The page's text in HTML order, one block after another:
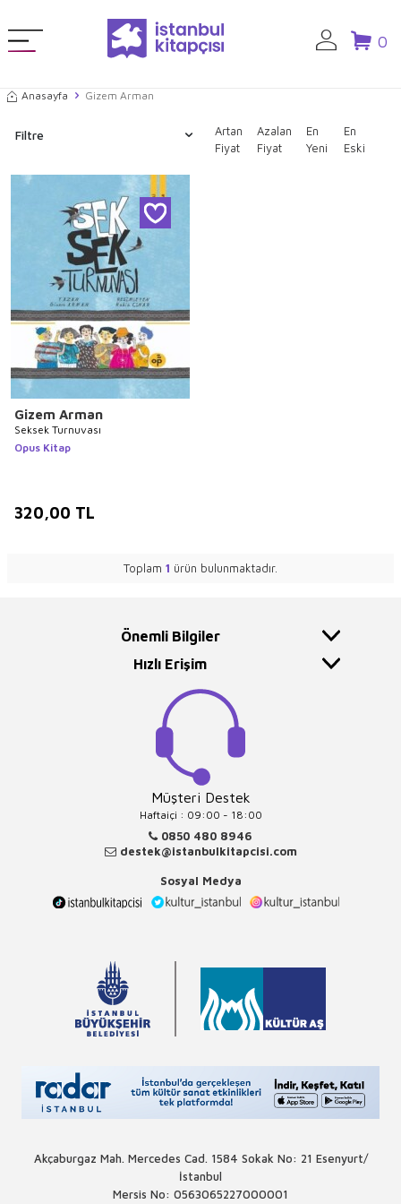
0
Anasayfa Gizem Arman
Filtre
Artan
Fiyat
Azalan
Fiyat
En
Yeni
En
Eski
Gizem Arman
Seksek Turnuvası
Opus Kitap
320,00 TL
Toplam 1 ürün bulunmaktadır.
Önemli Bilgiler
Hızlı Erişim
Müşteri Destek
Haftaiçi : 09:00 - 18:00
0850 480 8946
destek@istanbulkitapcisi.com
Sosyal Medya
Akçaburgaz Mah. Mercedes Cad. 1584 Sokak No: 21 Esenyurt/
İstanbul
Mersis No: 0563065227000001